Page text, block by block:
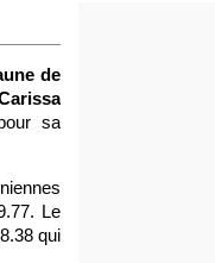
de
sa
Le
qui